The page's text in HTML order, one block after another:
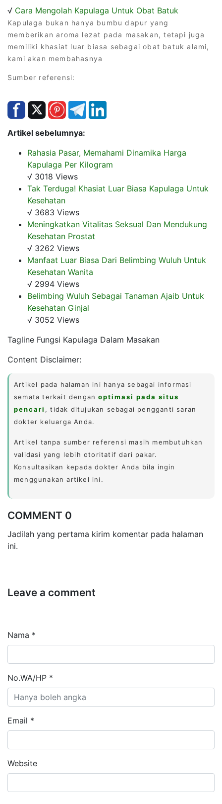
√ Cara Mengolah Kapulaga Untuk Obat Batuk
Kapulaga bukan hanya bumbu dapur yang
memberikan aroma lezat pada masakan, tetapi juga
memiliki khasiat luar biasa sebagai obat batuk alami,
kami akan membahasnya
Sumber referensi:
Artikel sebelumnya:
Rahasia Pasar, Memahami Dinamika Harga
Kapulaga Per Kilogram
√ 3018 Views
Tak Terduga! Khasiat Luar Biasa Kapulaga Untuk
Kesehatan
√ 3683 Views
Meningkatkan Vitalitas Seksual Dan Mendukung
Kesehatan Prostat
√ 3262 Views
Manfaat Luar Biasa Dari Belimbing Wuluh Untuk
Kesehatan Wanita
√ 2994 Views
Belimbing Wuluh Sebagai Tanaman Ajaib Untuk
Kesehatan Ginjal
√ 3052 Views
Tagline Fungsi Kapulaga Dalam Masakan
Content Disclaimer:
Artikel pada halaman ini hanya sebagai informasi
semata terkait denganoptimasi pada situs
pencari , tidak ditujukan sebagai pengganti saran
dokter keluarga Anda.
Artikel tanpa sumber referensi masih membutuhkan
validasi yang lebih otoritatif dari pakar.
Konsultasikan kepada dokter Anda bila ingin
menggunakan artikel ini.
COMMENT 0
Jadilah yang pertama kirim komentar pada halaman
ini.
Leave a comment
Nama *
No.WA/HP *
Email *
Website